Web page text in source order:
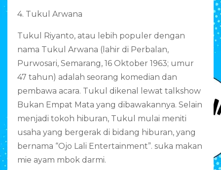
4. Tukul Arwana
Tukul Riyanto, atau lebih populer dengan
nama Tukul Arwana (lahir di Perbalan,
Purwosari, Semarang, 16 Oktober 1963; umur
47 tahun) adalah seorang komedian dan
pembawa acara. Tukul dikenal lewat talkshow
Bukan Empat Mata yang dibawakannya. Selain
menjadi tokoh hiburan, Tukul mulai meniti
usaha yang bergerak di bidang hiburan, yang
bernama “Ojo Lali Entertainment”. suka makan
mie ayam mbok darmi.